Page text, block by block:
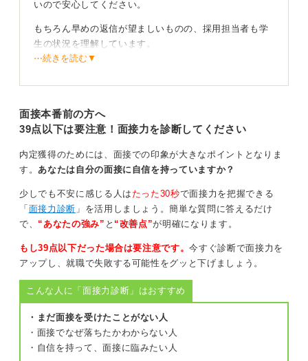
いので安心してください。
もちろん早めの返信が望ましいものの、採用担当者も学
生の状況を理解しています。
「いただいたメールに気付かず本日確認した次第です」
「確認が遅れ失礼いたしました」「気付くのが遅れて申
し訳ございません」といった一言を入れれば大丈夫で
す。
を決めてみて
理由として「忙しかった」というのを書きがちですが、
これは書く必要はありません。
「アルバイトが忙しくて」「ゼミが忙しくて」という理
由は、事実であったとしても、就活の優先順位が低いと
いう印象になりかねません。面接官としても、後回しに
されたと感じるのは気持ちの良いものではないです。
今後の対策として、メールの通知をオンにするなどし
て、メールをこまめに確認しましょう。「1日1回はメー
⋯続きを読む▼
面接本番前の方へ
39点以下は要注意！面接力を診断してください
内定獲得のためには、面接での印象が大きなポイントとなりま
す。あなたは自分の面接に自信を持っていますか？
少しでも不安に感じる人は たった30秒で面接力を把握できる
「 面接力診断 」を活用しましょう。簡単な質問に答えるだけ
で、 “あなたの強み” と “改善点”が明確になります。
もし39点以下だった場合は要注意です。今すぐ診断で面接力を
アップし、就職で失敗する可能性をグッと下げましょう。
こんな人に「面接力診断」はおすすめ
・まだ面接を受けたことがない人
・面接でなぜ落ちたかわからない人
・自信を持って、面接に臨みたい人